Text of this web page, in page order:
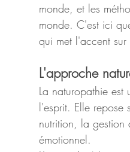
monde, et les
monde. C'est ici
qui met l'accent
L'approche
La naturopathie
l'esprit. Elle repose
nutrition, la gestion
émotionnel.